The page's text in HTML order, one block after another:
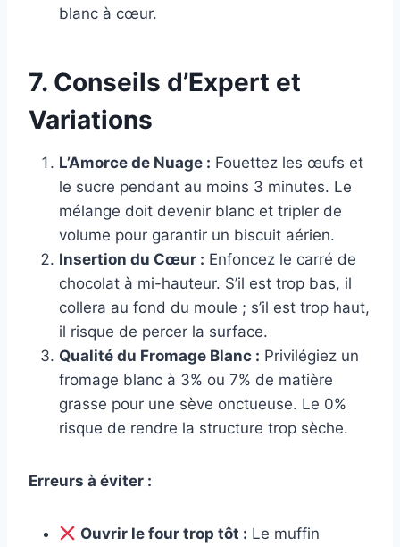
blanc à cœur.
7. Conseils d’Expert et
Variations
L’Amorce de Nuage : Fouettez les œufs et
le sucre pendant au moins 3 minutes. Le
mélange doit devenir blanc et tripler de
volume pour garantir un biscuit aérien.
Insertion du Cœur : Enfoncez le carré de
chocolat à mi-hauteur. S’il est trop bas, il
collera au fond du moule ; s’il est trop haut,
il risque de percer la surface.
Qualité du Fromage Blanc : Privilégiez un
fromage blanc à 3% ou 7% de matière
grasse pour une sève onctueuse. Le 0%
risque de rendre la structure trop sèche.
Erreurs à éviter :
Ouvrir le four trop tôt : Le muffin